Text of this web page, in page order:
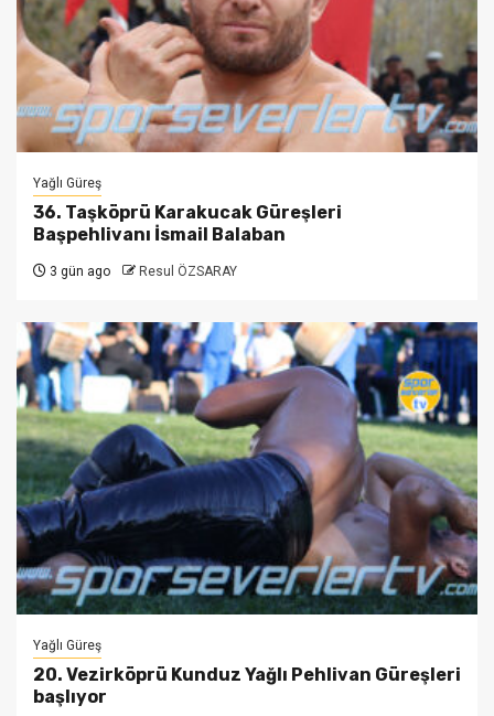
Yağlı Güreş
36. Taşköprü Karakucak Güreşleri
Başpehlivanı İsmail Balaban
3 gün ago Resul ÖZSARAY
Yağlı Güreş
20. Vezirköprü Kunduz Yağlı Pehlivan Güreşleri
başlıyor